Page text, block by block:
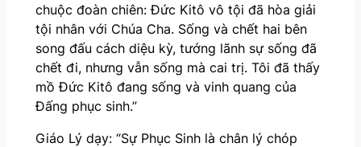
chuộc đoàn chiên: Đức Kitô vô tội đã hòa giải
tội nhân với Chúa Cha. Sống và chết hai bên
song đấu cách diệu kỳ, tướng lãnh sự sống đã
chết đi, nhưng vẫn sống mà cai trị. Tôi đã thấy
mồ Đức Kitô đang sống và vinh quang của
Đấng phục sinh.”
Giáo Lý dạy: “Sự Phục Sinh là chân lý chóp